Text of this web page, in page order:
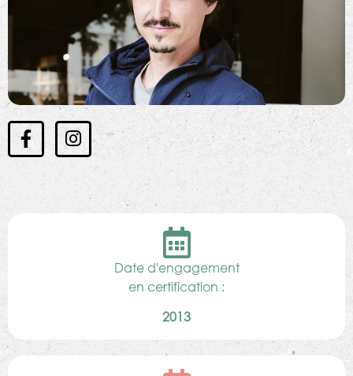
Date d'engagement
en certification :
2013